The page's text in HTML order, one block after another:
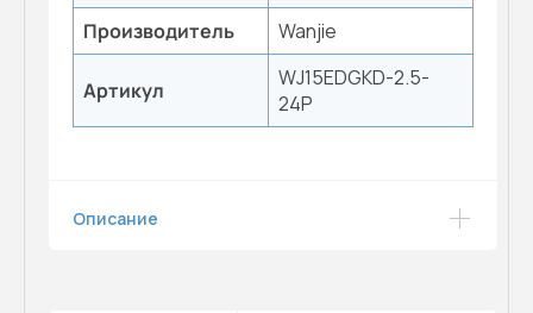
Производитель
Wanjie
Артикул
WJ15EDGKD-2.5-
24P
Описание